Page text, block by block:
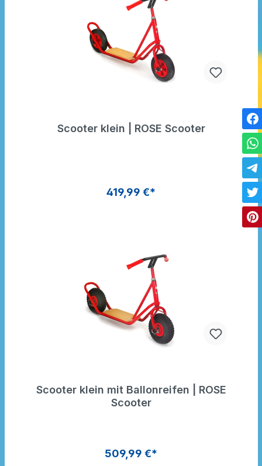
Scooter klein | ROSE Scooter
419,99 €*
Scooter klein mit Ballonreifen | ROSE
Scooter
509,99 €*